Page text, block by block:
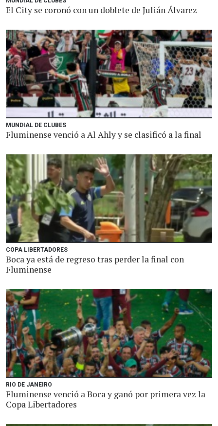
El City se coronó con un doblete de Julián Álvarez
MUNDIAL DE CLUBES
Fluminense venció a Al Ahly y se clasificó a la final
COPA LIBERTADORES
Boca ya está de regreso tras perder la final con
Fluminense
RIO DE JANEIRO
Fluminense venció a Boca y ganó por primera vez la
Copa Libertadores